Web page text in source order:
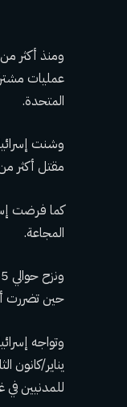
ومنذ أكثر
عمليات
المتحدة.
مقتل أكثر من 30800 ضحية وإصابة ما يقرب من 73000 آخرين وسط دمار شامل ونقص في
كما فرضت
المجاعة.
حين تضررت أو دمرت 60% من البنية
وتواجه
يناير/كانون
للمدنيين في